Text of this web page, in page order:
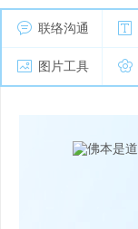
联络沟通
图片工具